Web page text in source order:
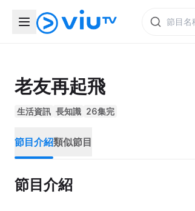
老友再起飛
生活資訊 長知識 26集完
節目介紹類似節目
節目介紹